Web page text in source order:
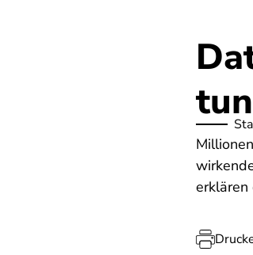
erklären